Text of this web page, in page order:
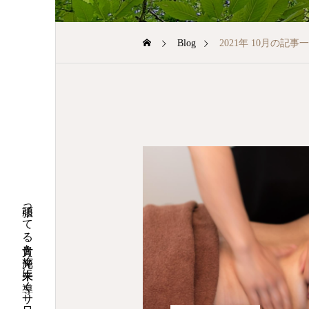
頑張ってる貴方を光輝く未来に導くサロン
Blog 2021年 10月の記事